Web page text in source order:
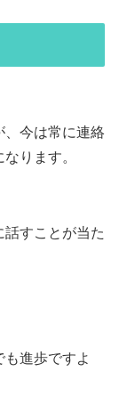
、今は常に連絡
ります。
話すことが当た
進歩ですよ